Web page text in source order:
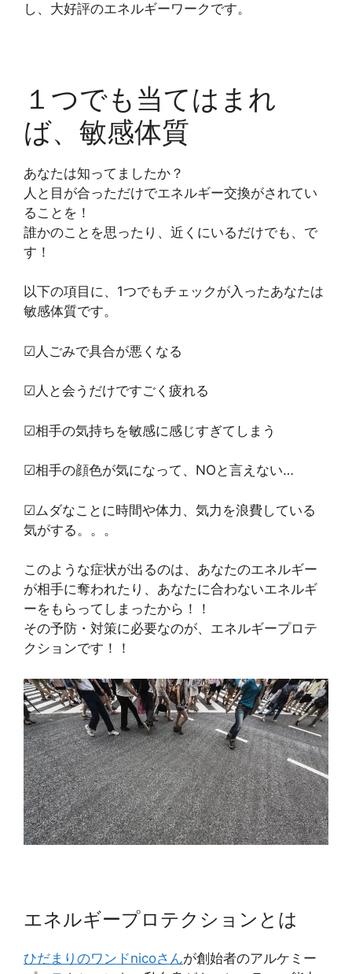
し、大好評のエネルギーワークです。
１つでも当てはまれ
ば、敏感体質
あなたは知ってましたか？
人と目が合っただけでエネルギー交換がされてい
ることを！
誰かのことを思ったり、近くにいるだけでも、で
す！
以下の項目に、1つでもチェックが入ったあなたは
敏感体質です。
☑人ごみで具合が悪くなる
☑人と会うだけですごく疲れる
☑相手の気持ちを敏感に感じすぎてしまう
☑相手の顔色が気になって、NOと言えない…
☑ムダなことに時間や体力、気力を浪費している
気がする。。。
このような症状が出るのは、あなたのエネルギー
が相手に奪われたり、あなたに合わないエネルギ
ーをもらってしまったから！！
その予防・対策に必要なのが、エネルギープロテ
クションです！！
エネルギープロテクションとは
ひだまりのワンドnicoさんが創始者のアルケミー